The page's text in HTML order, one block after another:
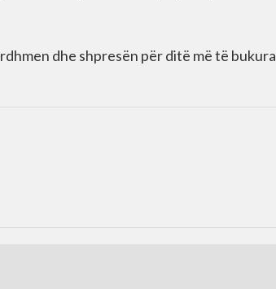
dhe shpresën për ditë më të bukura